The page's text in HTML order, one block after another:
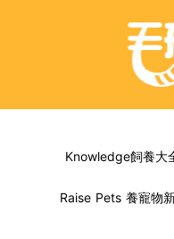
Knowledge飼養大
Raise Pets 養寵物